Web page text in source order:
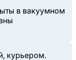
в вакуумном
курьером.